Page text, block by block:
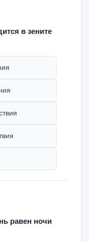
в зените
равен ночи